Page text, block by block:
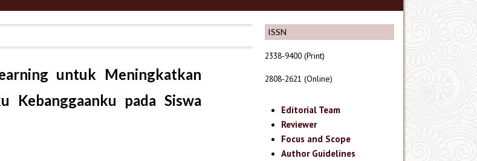
ISSN
2338-9400 (Print)
2808-2621 (Online)
Editorial Team
Reviewer
Focus and Scope
Author Guidelines
untuk Meningkatkan
Kebanggaanku pada Siswa